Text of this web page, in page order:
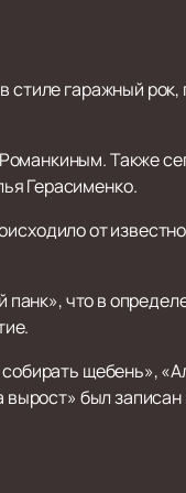
гаражный рок,
Также
Герасименко.
от
что в
щебень»,
вырост» был